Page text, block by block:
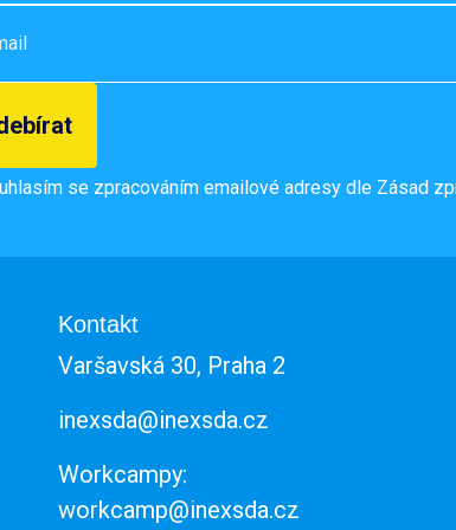
se zpracováním emailové adresy dle Zásad
Kontakt
Varšavská 30, Praha 2
inexsda@inexsda.cz
Workcampy:
workcamp@inexsda.cz